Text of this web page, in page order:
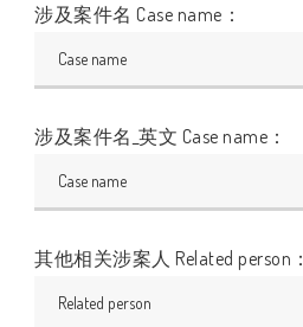
涉及案件名 Case name：
涉及案件名_英文 Case name：
其他相关涉案人 Related person：